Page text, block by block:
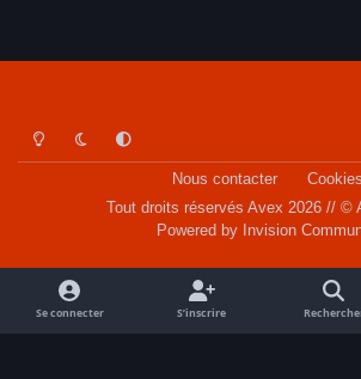
Light ModeDark ModeSystem Preference
Nous contacter
Cookies
Tout droits réservés Avex 2026 // ©
Powered by Invision
Se connecter S’inscrire